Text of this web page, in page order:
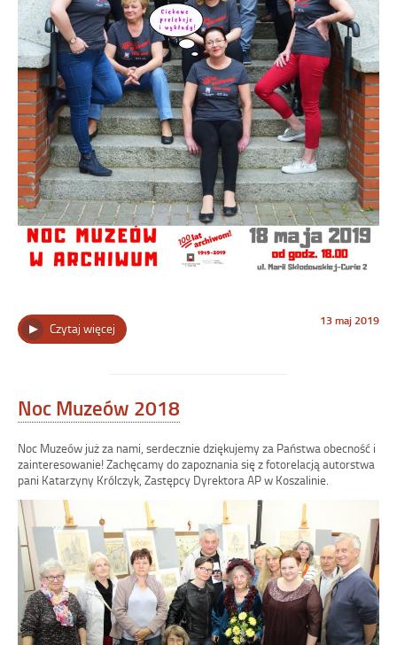
Czytaj więcej „Noc
Muzeów
Opublikowano
13 maj 2019
Noc Muzeów 2018
Noc Muzeów już za nami, serdecznie dziękujemy za Państwa obecność i
zainteresowanie! Zachęcamy do zapoznania się z fotorelacją autorstwa
pani Katarzyny Królczyk, Zastępcy Dyrektora AP w Koszalinie.